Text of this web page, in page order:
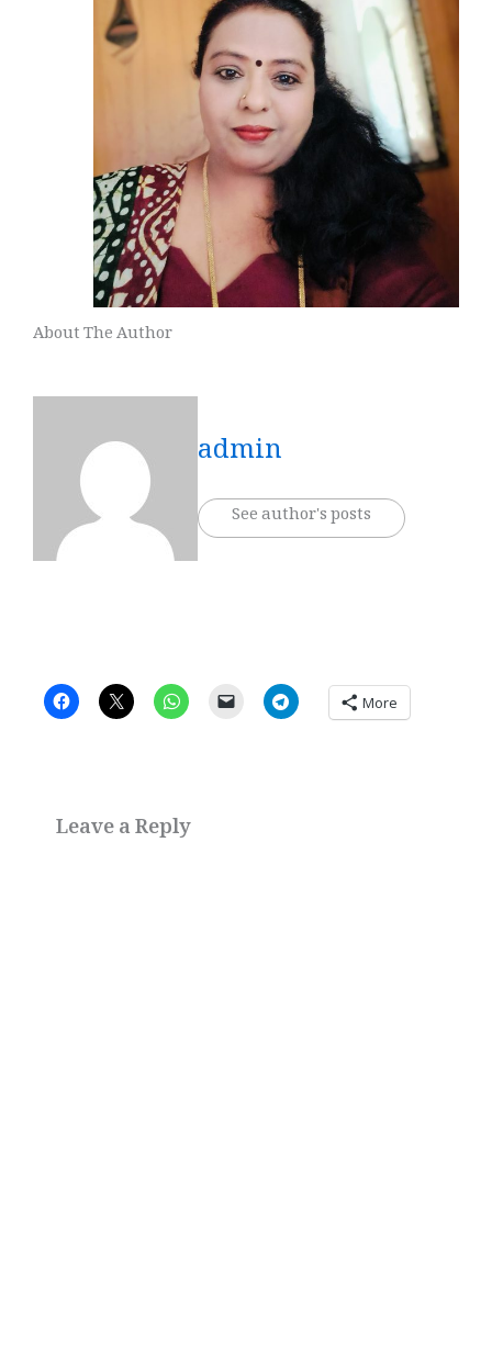
About The Author
admin
See author's posts
More
Leave a Reply